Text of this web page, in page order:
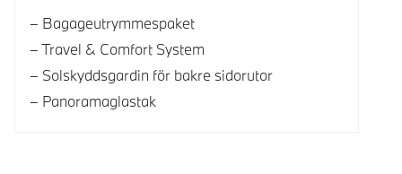
Bagageutrymmespaket
Travel & Comfort System
Solskyddsgardin för bakre sidorutor
Panoramaglastak